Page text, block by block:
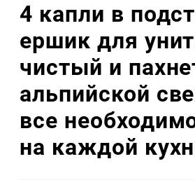
4 капли в
ершик для
чистый и
альпийской
все
на каждой